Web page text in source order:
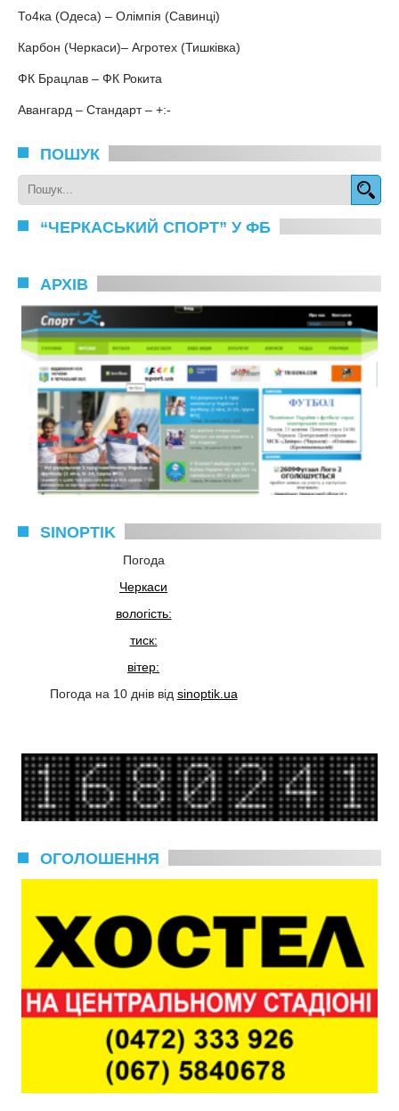
То4ка (Одеса) – Олімпія (Савинці)
Карбон (Черкаси)– Агротех (Тишківка)
ФК Брацлав – ФК Рокита
Авангард – Стандарт – +:-
ПОШУК
“ЧЕРКАСЬКИЙ СПОРТ” У ФБ
АРХІВ
SINOPTIK
Погода
Черкаси
вологість:
тиск:
вітер:
Погода на 10 днів від sinoptik.ua
ОГОЛОШЕННЯ